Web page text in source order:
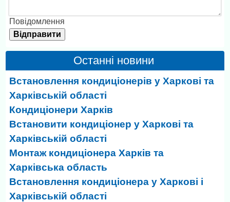
Повідомлення
Останні новини
Встановлення кондиціонерів у Харкові та
Харківській області
Кондиціонери Харків
Встановити кондиціонер у Харкові та
Харківській області
Монтаж кондиціонера Харків та
Харківська область
Встановлення кондиціонера у Харкові і
Харківській області